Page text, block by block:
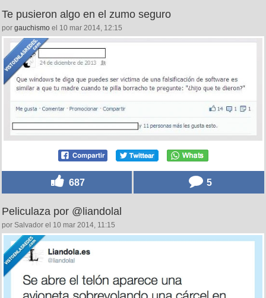
Te pusieron algo en el zumo seguro
por gauchismo el 10 mar 2014, 12:15
687 5
Peliculaza por @liandolal
por Salvador el 10 mar 2014, 11:15